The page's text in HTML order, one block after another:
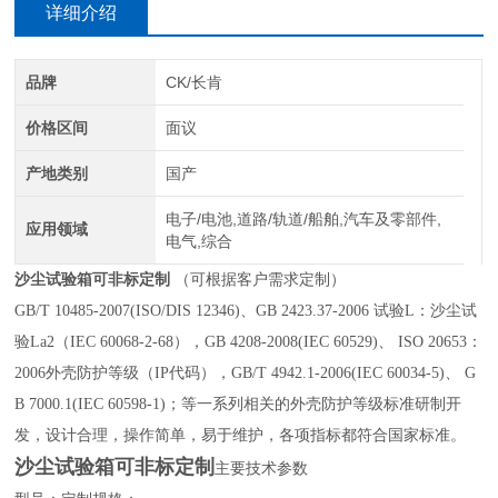
详细介绍
品牌 CK/长肯
价格区间 面议
产地类别 国产
应用领域
电子/电池,道路/轨道/船舶,汽车及零部件,
电气,综合
沙尘试验箱可非标定制
（可根据客户需求定制）
GB/T 10485-2007(ISO/DIS 12346)、GB 2423.37-2006 试验L：沙尘试
验La2（IEC 60068-2-68），GB 4208-2008(IEC 60529)、 ISO 20653：
2006外壳防护等级（IP代码），GB/T 4942.1-2006(IEC 60034-5)、 G
B 7000.1(IEC 60598-1)；等一系列相关的外壳防护等级标准研制开
发，设计合理，操作简单，易于维护，各项指标都符合国家标准。
沙尘试验箱可非标定制 主要技术参数